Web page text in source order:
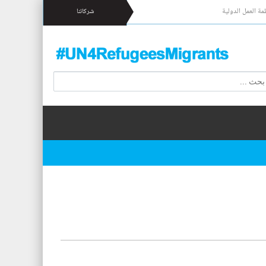
العمل الدولية شركائنا